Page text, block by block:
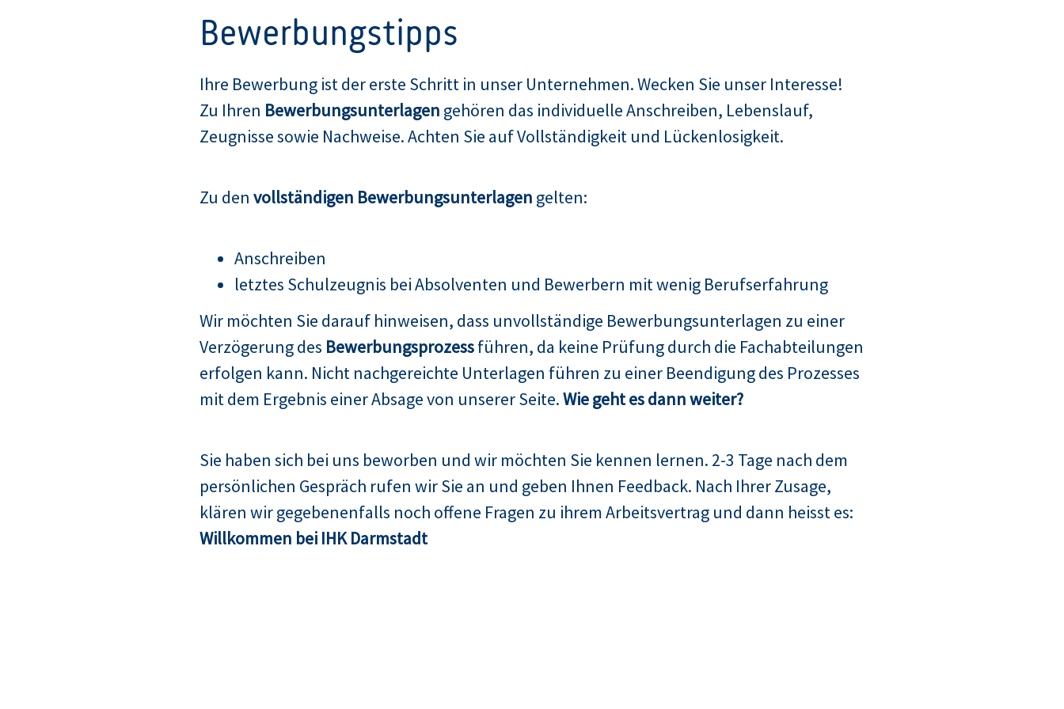
Bewerbungstipps
Ihre Bewerbung ist der erste Schritt in unser Unternehmen. Wecken Sie unser Interesse!
Zu Ihren Bewerbungsunterlagen gehören das individuelle Anschreiben, Lebenslauf,
Zeugnisse sowie Nachweise. Achten Sie auf Vollständigkeit und Lückenlosigkeit.
Zu den vollständigen Bewerbungsunterlagen gelten:
Anschreiben
letztes Schulzeugnis bei Absolventen und Bewerbern mit wenig Berufserfahrung
Wir möchten Sie darauf hinweisen, dass unvollständige Bewerbungsunterlagen zu einer
Verzögerung des Bewerbungsprozessführen, da keine Prüfung durch die Fachabteilungen
erfolgen kann. Nicht nachgereichte Unterlagen führen zu einer Beendigung des Prozesses
mit dem Ergebnis einer Absage von unserer Seite.Wie geht es dann weiter?
Sie haben sich bei uns beworben und wir möchten Sie kennen lernen. 2-3 Tage nach dem
persönlichen Gespräch rufen wir Sie an und geben Ihnen Feedback. Nach Ihrer Zusage,
klären wir gegebenenfalls noch offene Fragen zu ihrem Arbeitsvertrag und dann heisst es:
Willkommen bei IHK Darmstadt